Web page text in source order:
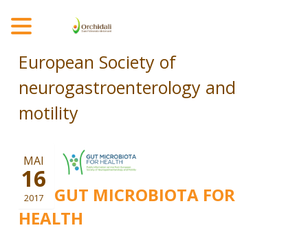
European Society of
neurogastroenterology and
motility
THE GUT MICROBIOTA FOR
HEALTH
MAI
16
2017